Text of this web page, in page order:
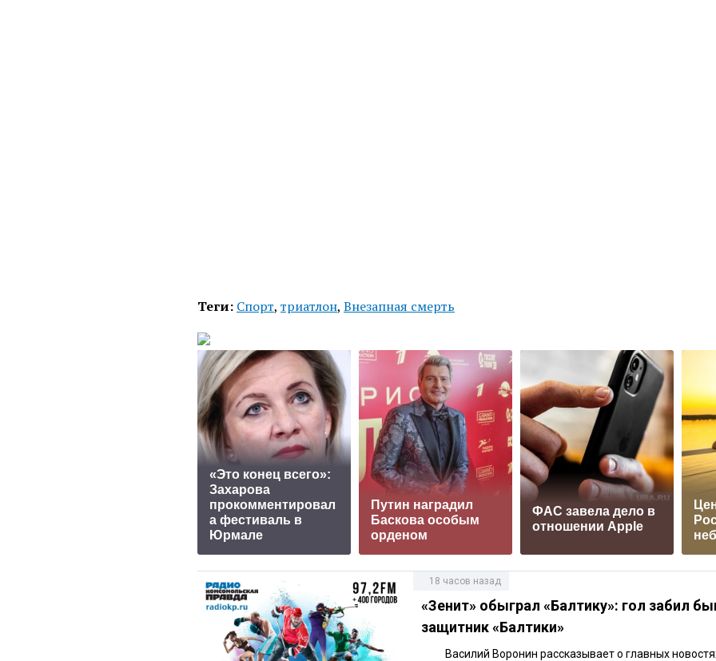
Теги: Спорт, триатлон, Внезапная смерть
«Это конец всего»:
Захарова
прокомментировал
а фестиваль в
Юрмале
Путин наградил
Баскова особым
орденом
ФАС завела дело в
отношении Apple
18 часов назад
«Зенит» обыграл «Балтику»: гол забил
защитник «Балтики»
Василий Воронин рассказывает о главных